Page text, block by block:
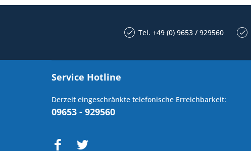
Tel. +49 (0) 9653 / 929560
Service Hotline
Derzeit eingeschränkte telefonische Erreichbarkeit:
09653 - 929560